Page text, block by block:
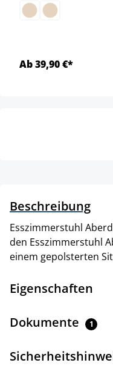
Ab 39,90 €*
Beschreibung
Esszimmerstuhl
den Esszimmerstuhl
einem gepolsterten
Eigenschaften
Dokumente 1